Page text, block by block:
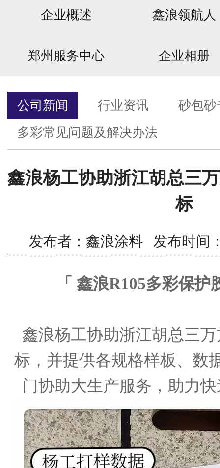
企业概述 鑫浪领航人
郑州服务中心 企业相册
公司新闻 行业资讯
砂包砂
多彩常见问题及解决办法
鑫浪杨工协助浙江胡总三
标
发布者：鑫浪涂料 发布时间
「 鑫浪R105多彩保
鑫浪杨工协助浙江胡总三
标，并提供各规格样板、数
门协助大生产服务，助力